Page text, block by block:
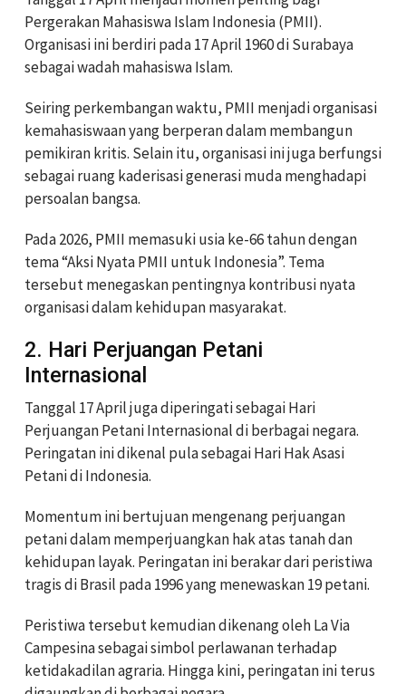
Pergerakan Mahasiswa Islam Indonesia (PMII).
Organisasi ini berdiri pada 17 April 1960 di Surabaya
sebagai wadah mahasiswa Islam.
Seiring perkembangan waktu, PMII menjadi organisasi
kemahasiswaan yang berperan dalam membangun
pemikiran kritis. Selain itu, organisasi ini juga berfungsi
sebagai ruang kaderisasi generasi muda menghadapi
persoalan bangsa.
Pada 2026, PMII memasuki usia ke-66 tahun dengan
tema “Aksi Nyata PMII untuk Indonesia”. Tema
tersebut menegaskan pentingnya kontribusi nyata
organisasi dalam kehidupan masyarakat.
2. Hari Perjuangan Petani
Internasional
Tanggal 17 April juga diperingati sebagai Hari
Perjuangan Petani Internasional di berbagai negara.
Peringatan ini dikenal pula sebagai Hari Hak Asasi
Petani di Indonesia.
Momentum ini bertujuan mengenang perjuangan
petani dalam memperjuangkan hak atas tanah dan
kehidupan layak. Peringatan ini berakar dari peristiwa
tragis di Brasil pada 1996 yang menewaskan 19 petani.
Peristiwa tersebut kemudian dikenang oleh La Via
Campesina sebagai simbol perlawanan terhadap
ketidakadilan agraria. Hingga kini, peringatan ini terus